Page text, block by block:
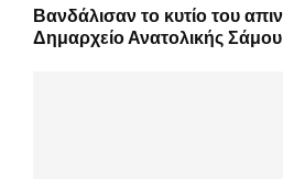
Βανδάλισαν το κυτίο του
Δημαρχείο Ανατολικής Σάμου